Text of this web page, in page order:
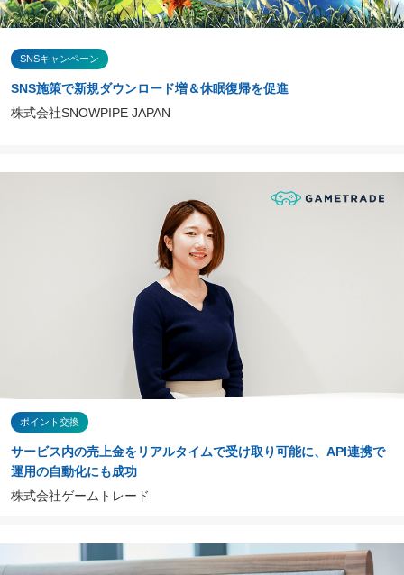
SNSキャンペーン
SNS施策で新規ダウンロード増＆休眠復帰を促進
株式会社SNOWPIPE JAPAN
ポイント交換
サービス内の売上金をリアルタイムで受け取り可能に、API連携で
運用の自動化にも成功
株式会社ゲームトレード